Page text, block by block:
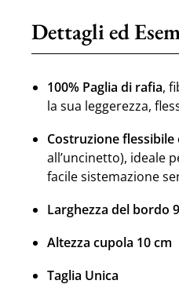
Dettagli ed
100% Paglia di rafia,
la sua leggerezza,
Costruzione flessibile
all’uncinetto), ideale
facile sistemazione
Larghezza del bordo
Altezza cupola 10 cm
Taglia Unica